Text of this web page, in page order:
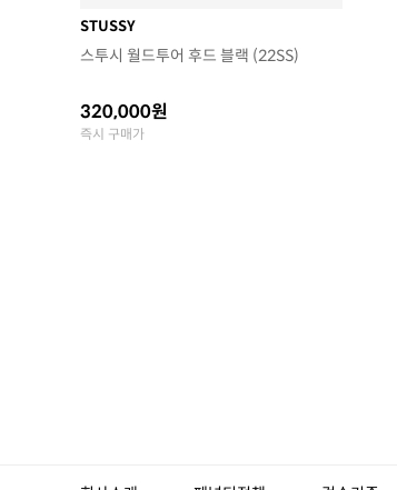
STUSSY
스투시 월드투어 후드 블랙 (22SS)
320,000원
즉시 구매가